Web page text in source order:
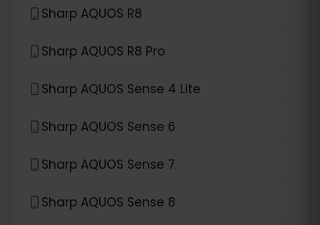
Sharp AQUOS R8
Sharp AQUOS R8 Pro
Sharp AQUOS Sense 4 Lite
Sharp AQUOS Sense 6
Sharp AQUOS Sense 7
Sharp AQUOS Sense 8